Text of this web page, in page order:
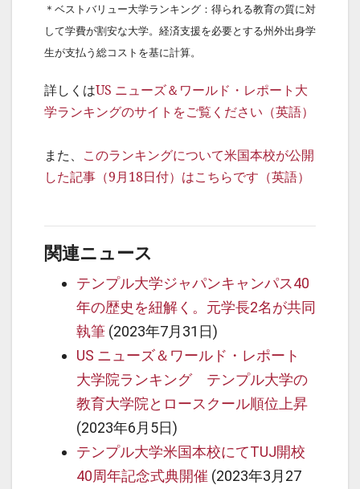
＊ベストバリュー大学ランキング：得られる教育の質に対
して学費が割安な大学。経済支援を必要とする州外出身学
生が支払う総コストを基に計算。
詳しくはUS ニューズ＆ワールド・レポート大
学ランキングのサイトをご覧ください（英語）
また、 このランキングについて米国本校が公開
した記事（9月18日付）はこちらです（英語）
関連ニュース
テンプル大学ジャパンキャンパス40
年の歴史を紐解く。元学長2名が共同
執筆 (2023年7月31日)
US ニューズ＆ワールド・レポート
大学院ランキング テンプル大学の
教育大学院とロースクール順位上昇
(2023年6月5日)
テンプル大学米国本校にてTUJ開校
40周年記念式典開催 (2023年3月27